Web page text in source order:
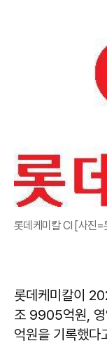
롯데케미칼 CI [사진=
롯데케미칼이
조 9905억원,
억원을 기록했다